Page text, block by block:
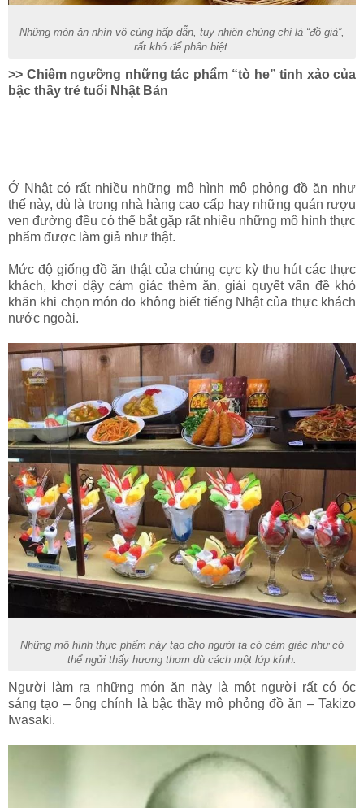
Những món ăn nhìn vô cùng hấp dẫn, tuy nhiên chúng chỉ là “đồ giả”,
rất khó để phân biệt.
>> Chiêm ngưỡng những tác phẩm “tò he” tinh xảo của
bậc thầy trẻ tuổi Nhật Bản
Ở Nhật có rất nhiều những mô hình mô phỏng đồ ăn như
thế này, dù là trong nhà hàng cao cấp hay những quán rượu
ven đường đều có thể bắt gặp rất nhiều những mô hình thực
phẩm được làm giả như thật.
Mức độ giống đồ ăn thật của chúng cực kỳ thu hút các thực
khách, khơi dậy cảm giác thèm ăn, giải quyết vấn đề khó
khăn khi chọn món do không biết tiếng Nhật của thực khách
nước ngoài.
Những mô hình thực phẩm này tạo cho người ta có cảm giác như có
thể ngửi thấy hương thơm dù cách một lớp kính.
Người làm ra những món ăn này là một người rất có óc
sáng tạo – ông chính là bậc thầy mô phỏng đồ ăn – Takizo
Iwasaki.